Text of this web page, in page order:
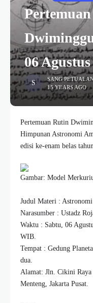
06 Agustus
SANG
15 YEARS AGO
Pertemuan Rutin
Himpunan Astronomi
edisi ke-enam belas
Gambar: Model
Judul Materi :
Narasumber : Ustadz
Waktu : Sabtu, 06
WIB.
Tempat : Gedung
dua.
Alamat: Jln. Cikini
Menteng, Jakarta Pusat.